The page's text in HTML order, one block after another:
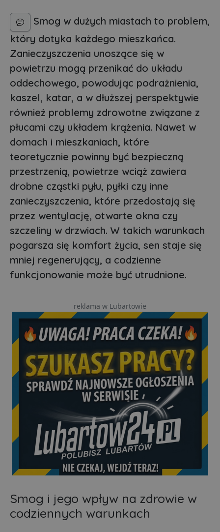
Smog w dużych miastach to problem,
który dotyka każdego mieszkańca.
Zanieczyszczenia unoszące się w
powietrzu mogą przenikać do układu
oddechowego, powodując podrażnienia,
kaszel, katar, a w dłuższej perspektywie
również problemy zdrowotne związane z
płucami czy układem krążenia. Nawet w
domach i mieszkaniach, które
teoretycznie powinny być bezpieczną
przestrzenią, powietrze wciąż zawiera
drobne cząstki pyłu, pyłki czy inne
zanieczyszczenia, które przedostają się
przez wentylację, otwarte okna czy
szczeliny w drzwiach. W takich warunkach
pogarsza się komfort życia, sen staje się
mniej regenerujący, a codzienne
funkcjonowanie może być utrudnione.
reklama w Lubartowie
Smog i jego wpływ na zdrowie w
codziennych warunkach